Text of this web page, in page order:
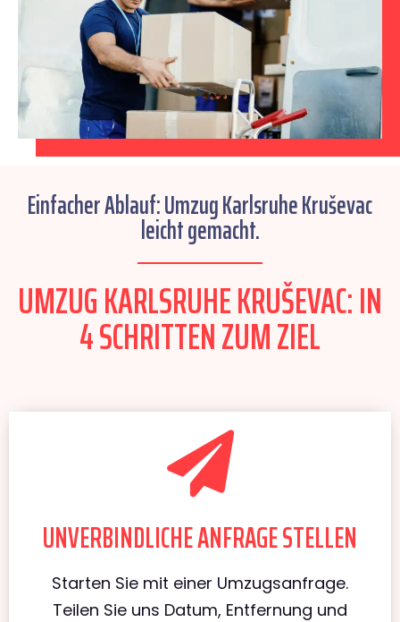
Einfacher Ablauf: Umzug Karlsruhe Kruševac
leicht gemacht.
UMZUG KARLSRUHE KRUŠEVAC: IN
4 SCHRITTEN ZUM ZIEL
UNVERBINDLICHE ANFRAGE STELLEN
Starten Sie mit einer Umzugsanfrage.
Teilen Sie uns Datum, Entfernung und